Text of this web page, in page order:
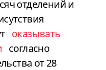
отделений и
оказывать
согласно
от 28